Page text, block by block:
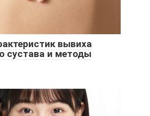
вывиха
сустава и методы